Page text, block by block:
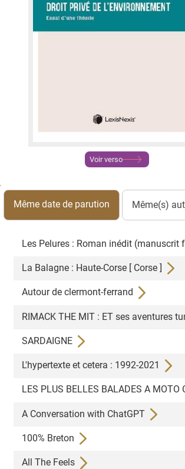
Voir verso
Même date de parution Même(s)
Les Pelures : Roman inédit (manuscrit
La Balagne : Haute-Corse [ Corse ]
Autour de clermont-ferrand
RIMACK THE MIT : ET ses aventures
SARDAIGNE
L'hypertexte et cetera : 1992-2021
LES PLUS BELLES BALADES A MOTO
A Conversation with ChatGPT
100% Breton
All The Feels